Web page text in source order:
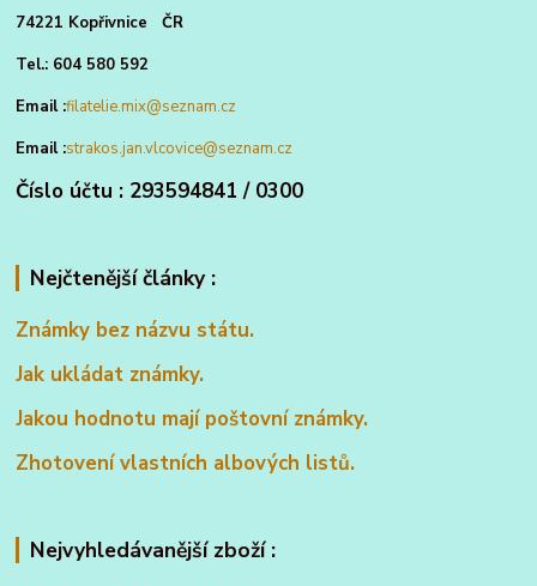
74221 Kopřivnice ČR
Tel.: 604 580 592
Email :filatelie.mix@seznam.cz
Email :strakos.jan.vlcovice@seznam.cz
Číslo účtu : 293594841 / 0300
Nejčtenější články :
Známky bez názvu státu.
Jak ukládat známky.
Jakou hodnotu mají poštovní známky.
Zhotovení vlastních albových listů.
Nejvyhledávanější zboží :